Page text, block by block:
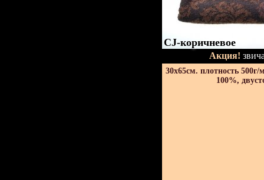
CJ-коричневое
Акция!
30х65см. плотность 500г/
100%,